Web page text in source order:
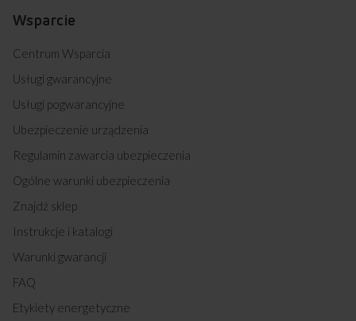
Wsparcie
Centrum Wsparcia
Usługi gwarancyjne
Usługi pogwarancyjne
Ubezpieczenie urządzenia
Regulamin zawarcia ubezpieczenia
Ogólne warunki ubezpieczenia
Znajdź sklep
Instrukcje i katalogi
Warunki gwarancji
FAQ
Etykiety energetyczne